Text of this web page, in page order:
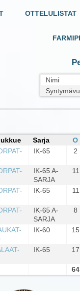
OTTELULISTAT
Nimi
Sarja
O
IK-65 2
IK-65 A-
SARJA
11
IK-65 11
IK-65 A-
SARJA
8
IK-60 15
IK-65 17
64